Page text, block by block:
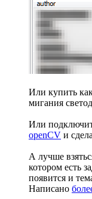
Или купить
мигания
Или
openCV и
А лучше
котором есть
появится и
Написано